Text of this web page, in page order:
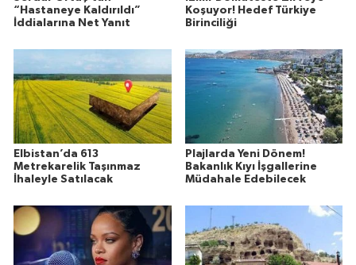
“Hastaneye Kaldırıldı”
İddialarına Net Yanıt
Koşuyor! Hedef Türkiye
Birinciliği
Elbistan’da 613
Metrekarelik Taşınmaz
İhaleyle Satılacak
Plajlarda Yeni Dönem!
Bakanlık Kıyı İşgallerine
Müdahale Edebilecek